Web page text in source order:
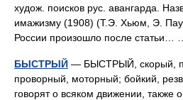
худож. поисков рус. авангарда.
имажизму (1908) (Т.Э. Хьюм, Э.
России произошло после
БЫСТРЫЙ — БЫСТРЫЙ, скорый,
проворный, моторный; бойкий,
говорят о всяком движении, также